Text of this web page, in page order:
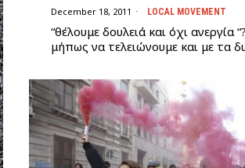
December 18, 2011 LOCAL MOVEMENT
“θέλουμε δουλειά και όχι ανεργία
μήπως να τελειώνουμε και με τα